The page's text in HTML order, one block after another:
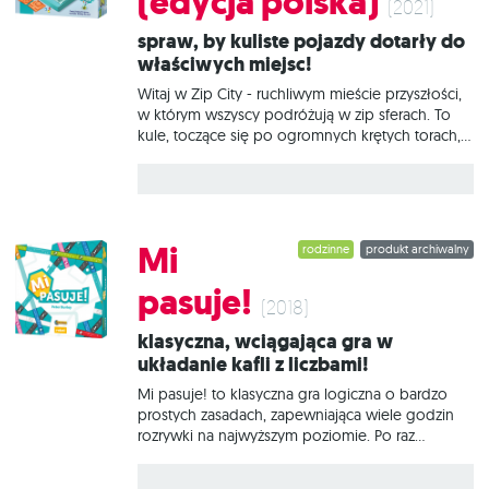
zadaniem jest ustawianie załadowanych
wagonów na odpowiednich torach i
wyprawianie lokomotyw tak, aby pociągi
wjechały na stację o czasie. Musisz wykazać się
nie lada bystrością, ponieważ wagony rzadko
stoją
(2021)
Spraw, by kuliste pojazdy dotarły do
właściwych miejsc!
Witaj w Zip City - ruchliwym mieście przyszłości,
w którym wszyscy podróżują w zip sferach. To
kule, toczące się po ogromnych krętych torach,
w której wcielasz się w rolę bota -
automatycznego kontrolera ruchu. Twoim
przenoszenie całych dzielnic, aby umożliwić
pasażerom podróż przez labirynty przecinających
się torów. Nie ma czasu do stracenia, bo
podróżnych jest coraz więcej, a dzień dopiero
się zaczyna! Na czym to polega?
produkt archiwalny
rodzinne
Mi
pasuje! (2018)
Klasyczna, wciągająca gra w
układanie kafli z liczbami!
Mi pasuje! to klasyczna gra logiczna o bardzo
prostych zasadach, zapewniająca wiele godzin
rozrywki na najwyższym poziomie. Po raz